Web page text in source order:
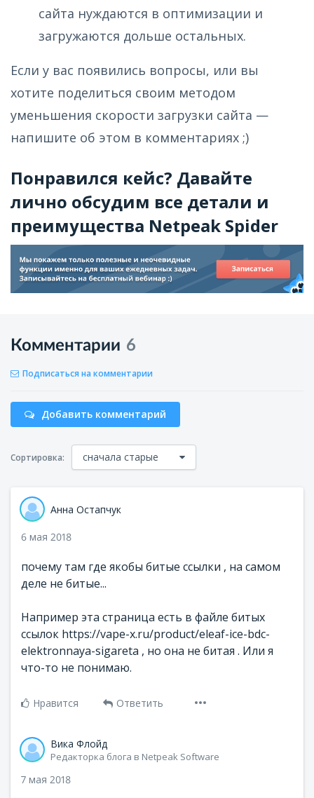
сайта нуждаются в оптимизации и
загружаются дольше остальных.
Если у вас появились вопросы, или вы
хотите поделиться своим методом
уменьшения скорости загрузки сайта —
напишите об этом в комментариях ;)
Понравился кейс? Давайте
лично обсудим все детали и
преимущества Netpeak Spider
Комментарии 6
Подписаться на комментарии
Добавить комментарий
Сортировка: сначала старые
Анна Остапчук
6 мая 2018
почему там где якобы битые ссылки , на самом
деле не битые...
Например эта страница есть в файле битых
ссылок https://vape-x.ru/product/eleaf-ice-bdc-
elektronnaya-sigareta , но она не битая . Или я
что-то не понимаю.
Нравится Ответить
Вика Флойд
Редакторка блога в Netpeak Software
7 мая 2018